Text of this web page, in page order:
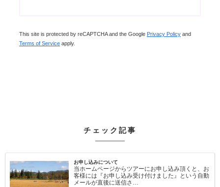
This site is protected by reCAPTCHA and the Google Privacy Policy and
Terms of Service apply.
チェック記事
お申し込みについて
当ホームページからツアーにお申し込み頂くと、お
客様には『お申し込み受け付けました』という自動
メールが直後に送信さ…